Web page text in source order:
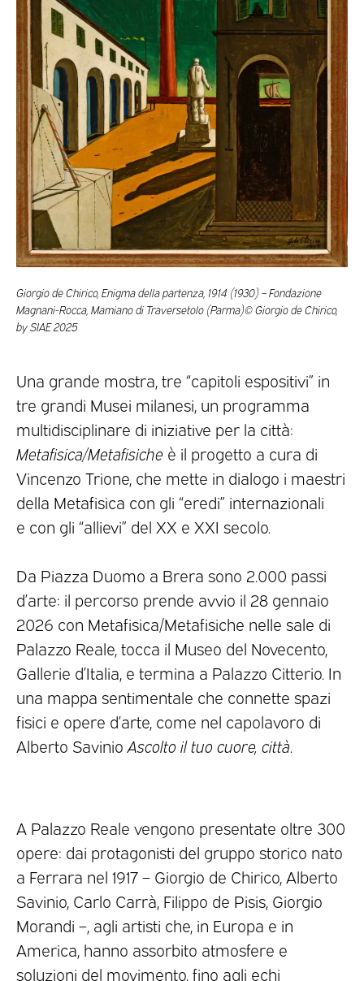
Giorgio de Chirico, Enigma della partenza, 1914 (1930) – Fondazione
Magnani-Rocca, Mamiano di Traversetolo (Parma)© Giorgio de Chirico,
by SIAE 2025
Una grande mostra, tre “capitoli espositivi” in
tre grandi Musei milanesi, un programma
multidisciplinare di iniziative per la città:
Metafisica/Metafisiche è il progetto a cura di
Vincenzo Trione, che mette in dialogo i maestri
della Metafisica con gli “eredi” internazionali
e con gli “allievi” del XX e XXI secolo.
Da Piazza Duomo a Brera sono 2.000 passi
d’arte: il percorso prende avvio il 28 gennaio
2026 con Metafisica/Metafisiche nelle sale di
Palazzo Reale, tocca il Museo del Novecento,
Gallerie d’Italia, e termina a Palazzo Citterio. In
una mappa sentimentale che connette spazi
fisici e opere d’arte, come nel capolavoro di
Alberto Savinio Ascolto il tuo cuore, città
A Palazzo Reale vengono presentate oltre 300
opere: dai protagonisti del gruppo storico nato
a Ferrara nel 1917 – Giorgio de Chirico, Alberto
Savinio, Carlo Carrà, Filippo de Pisis, Giorgio
Morandi –, agli artisti che, in Europa e in
America, hanno assorbito atmosfere e
soluzioni del movimento, fino agli echi